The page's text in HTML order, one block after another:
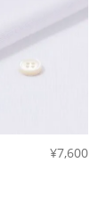
¥7,600